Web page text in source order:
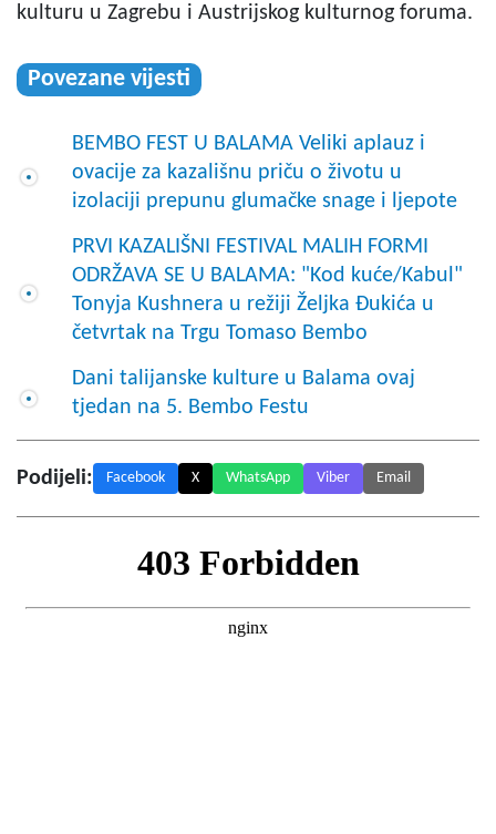
kulturu u Zagrebu i Austrijskog kulturnog foruma.
Povezane vijesti
BEMBO FEST U BALAMA Veliki aplauz i
ovacije za kazališnu priču o životu u
izolaciji prepunu glumačke snage i ljepote
PRVI KAZALIŠNI FESTIVAL MALIH FORMI
ODRŽAVA SE U BALAMA: "Kod kuće/Kabul"
Tonyja Kushnera u režiji Željka Đukića u
četvrtak na Trgu Tomaso Bembo
Dani talijanske kulture u Balama ovaj
tjedan na 5. Bembo Festu
Podijeli: Facebook X WhatsApp Viber Email